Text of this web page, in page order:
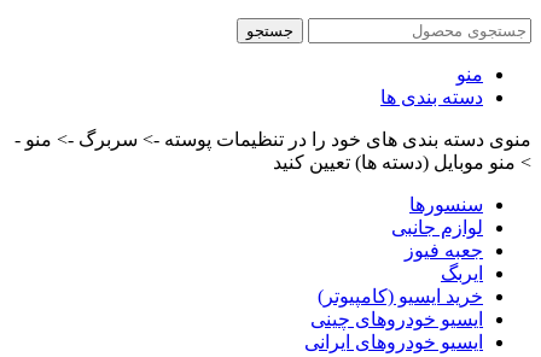
جستجو
منو
دسته بندی ها
منوی دسته بندی های خود را در تنظیمات پوسته -> سربرگ -> منو -
> منو موبایل (دسته ها) تعیین کنید
سنسورها
لوازم جانبی
جعبه فیوز
ایربگ
خرید ایسیو (کامپیوتر)
ایسیو خودروهای چینی
ایسیو خودروهای ایرانی